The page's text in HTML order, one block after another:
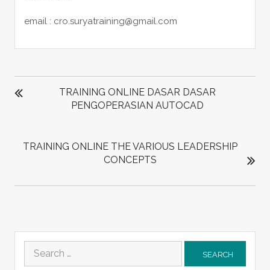
email : cro.suryatraining@gmail.com
POST
NAVIGATIONTRAINING ONLINE DASAR DASAR
PENGOPERASIAN AUTOCAD
TRAINING ONLINE THE VARIOUS LEADERSHIP
CONCEPTS
Search
for: